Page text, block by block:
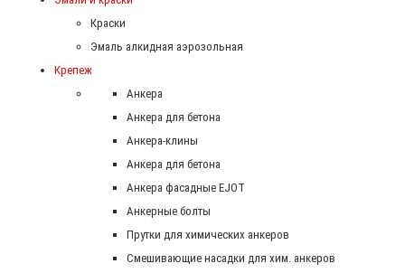
Краски
Эмаль алкидная аэрозольная
Крепеж
Анкера
Анкера для бетона
Анкера-клины
Анкера для бетона
Анкера фасадные EJOT
Анкерные болты
Прутки для химических анкеров
Смешивающие насадки для хим. анкеров